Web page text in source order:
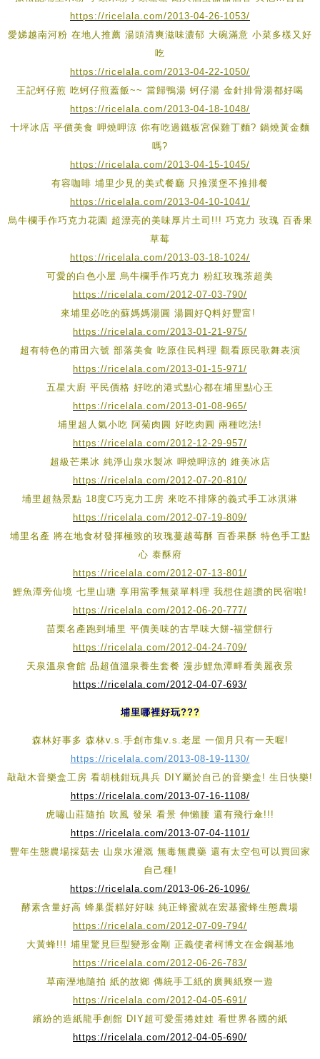
https://ricelala.com/2013-04-26-1053/
愛娣越南河粉 在地人推薦 湯頭清爽滋味濃郁 大碗滿意 小菜多樣又好
吃
https://ricelala.com/2013-04-22-1050/
王記蚵仔煎 吃蚵仔煎蓋飯~~ 當歸鴨湯 蚵仔湯 金針排骨湯都好喝
https://ricelala.com/2013-04-18-1048/
十坪冰店 平價美食 呷燒呷涼 你有吃過鐵板宮保雞丁麵? 鍋燒黃金麵
嗎?
https://ricelala.com/2013-04-15-1045/
有容咖啡 埔里少見的美式餐廳 只推漢堡不推排餐
https://ricelala.com/2013-04-10-1041/
烏牛欄手作巧克力花園 超漂亮的美味厚片土司!!! 巧克力 玫瑰 百香果
草莓
https://ricelala.com/2013-03-18-1024/
可愛的白色小屋 烏牛欄手作巧克力 粉紅玫瑰茶超美
https://ricelala.com/2012-07-03-790/
來埔里必吃的蘇媽媽湯圓 湯圓好Q料好豐富!
https://ricelala.com/2013-01-21-975/
超有特色的甫田六號 部落美食 吃原住民料理 觀看原民歌舞表演
https://ricelala.com/2013-01-15-971/
五星大廚 平民價格 好吃的港式點心都在埔里點心王
https://ricelala.com/2013-01-08-965/
埔里超人氣小吃 阿菊肉圓 好吃肉圓 兩種吃法!
https://ricelala.com/2012-12-29-957/
超級芒果冰 純淨山泉水製冰 呷燒呷涼的 維美冰店
https://ricelala.com/2012-07-20-810/
埔里超熱景點 18度C巧克力工房 來吃不排隊的義式手工冰淇淋
https://ricelala.com/2012-07-19-809/
埔里名產 將在地食材發揮極致的玫瑰蔓越莓酥 百香果酥 特色手工點
心 泰酥府
https://ricelala.com/2012-07-13-801/
鯉魚潭旁仙境 七里山瑭 享用當季無菜單料理 我想住超讚的民宿啦!
https://ricelala.com/2012-06-20-777/
苗栗名產跑到埔里 平價美味的古早味大餅-福堂餅行
https://ricelala.com/2012-04-24-709/
天泉溫泉會館 品超值溫泉養生套餐 漫步鯉魚潭畔看美麗夜景
https://ricelala.com/2012-04-07-693/
埔里哪裡好玩???
森林好事多 森林v.s.手創市集v.s.老屋 一個月只有一天喔!
https://ricelala.com/2013-08-19-1130/
敲敲木音樂盒工房 看胡桃鉗玩具兵 DIY屬於自己的音樂盒! 生日快樂!
https://ricelala.com/2013-07-16-1108/
虎嘯山莊隨拍 吹風 發呆 看景 伸懶腰 還有飛行傘!!!
https://ricelala.com/2013-07-04-1101/
豐年生態農場採菇去 山泉水灌溉 無毒無農藥 還有太空包可以買回家
自己種!
https://ricelala.com/2013-06-26-1096/
酵素含量好高 蜂巢蛋糕好好味 純正蜂蜜就在宏基蜜蜂生態農場
https://ricelala.com/2012-07-09-794/
大黃蜂!!! 埔里驚見巨型變形金剛 正義使者柯博文在金鋼基地
https://ricelala.com/2012-06-26-783/
草南溼地隨拍 紙的故鄉 傳統手工紙的廣興紙寮一遊
https://ricelala.com/2012-04-05-691/
繽紛的造紙龍手創館 DIY超可愛蛋捲娃娃 看世界各國的紙
https://ricelala.com/2012-04-05-690/